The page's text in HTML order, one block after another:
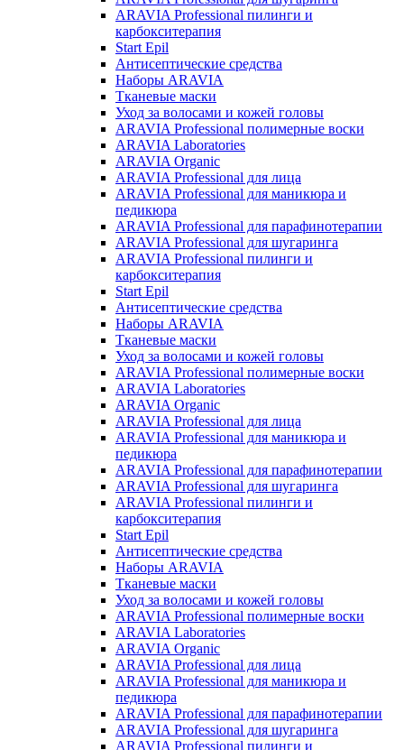
ARAVIA Professional пилинги и
карбокситерапия
Start Epil
Антисептические средства
Наборы ARAVIA
Тканевые маски
Уход за волосами и кожей головы
ARAVIA Professional полимерные воски
ARAVIA Laboratories
ARAVIA Organic
ARAVIA Professional для лица
ARAVIA Professional для маникюра и
педикюра
ARAVIA Professional для парафинотерапии
ARAVIA Professional для шугаринга
ARAVIA Professional пилинги и
карбокситерапия
Start Epil
Антисептические средства
Наборы ARAVIA
Тканевые маски
Уход за волосами и кожей головы
ARAVIA Professional полимерные воски
ARAVIA Laboratories
ARAVIA Organic
ARAVIA Professional для лица
ARAVIA Professional для маникюра и
педикюра
ARAVIA Professional для парафинотерапии
ARAVIA Professional для шугаринга
ARAVIA Professional пилинги и
карбокситерапия
Start Epil
Антисептические средства
Наборы ARAVIA
Тканевые маски
Уход за волосами и кожей головы
ARAVIA Professional полимерные воски
ARAVIA Laboratories
ARAVIA Organic
ARAVIA Professional для лица
ARAVIA Professional для маникюра и
педикюра
ARAVIA Professional для парафинотерапии
ARAVIA Professional для шугаринга
ARAVIA Professional пилинги и